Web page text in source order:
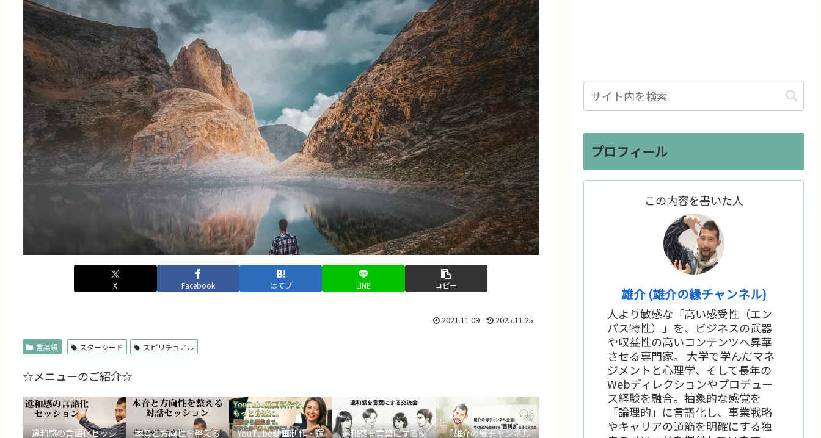
X Facebook はてブ LINE コピー
2021.11.09 2025.11.25
言葉綴 スターシード スピリチュアル
☆メニューのご紹介☆
違和感の言語化セッシ
本音と方向性を整える
YouTube動画制作・運
違和感を言葉にする交
『雄介の縁チャンネル
プロフィール
この内容を書いた人
雄介 (雄介の縁チャンネル)
人より敏感な「高い感受性（エン
パス特性）」を、ビジネスの武器
や収益性の高いコンテンツへ昇華
させる専門家。 大学で学んだマネ
ジメントと心理学、そして長年の
Webディレクションやプロデュー
ス経験を融合。抽象的な感覚を
「論理的」に言語化し、事業戦略
やキャリアの道筋を明確にする独